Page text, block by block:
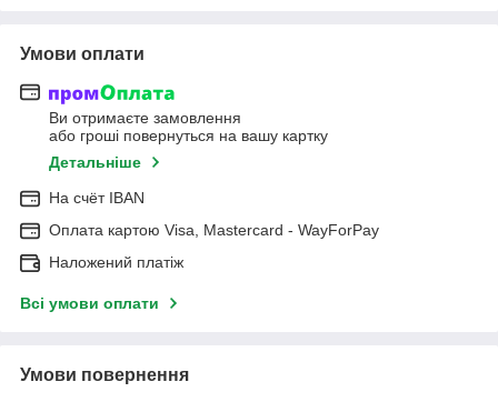
Умови оплати
Ви отримаєте замовлення
або гроші повернуться на вашу картку
Детальніше
На cчёт IBAN
Оплата картою Visa, Mastercard - WayForPay
Наложений платіж
Всі умови оплати
Умови повернення